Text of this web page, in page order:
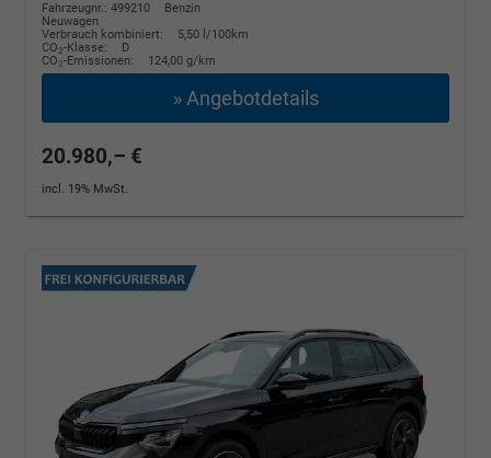
Fahrzeugnr.: 499210
Benzin
Neuwagen
Verbrauch kombiniert:
5,50 l/100km
CO2-Klasse:
D
CO2-Emissionen: 124,00 g/km
» Angebotdetails
20.980,– €
incl. 19% MwSt.